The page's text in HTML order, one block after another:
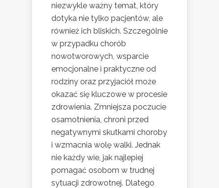
niezwykle ważny temat, który
dotyka nie tylko pacjentów, ale
również ich bliskich. Szczególnie
w przypadku chorób
nowotworowych, wsparcie
emocjonalne i praktyczne od
rodziny oraz przyjaciół może
okazać się kluczowe w procesie
zdrowienia. Zmniejsza poczucie
osamotnienia, chroni przed
negatywnymi skutkami choroby
i wzmacnia wolę walki. Jednak
nie każdy wie, jak najlepiej
pomagać osobom w trudnej
sytuacji zdrowotnej. Dlatego